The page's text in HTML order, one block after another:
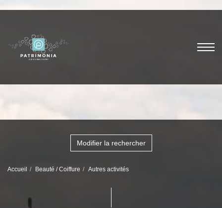
Modifier la rechercher
Accueil Beauté / Coiffure Autres activités